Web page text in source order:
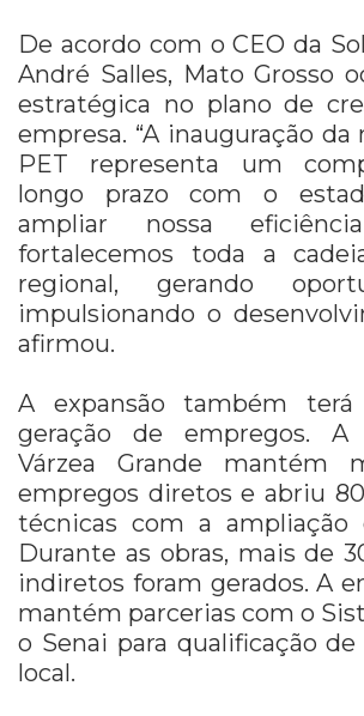
De acordo com o CEO da
André Salles, Mato Grosso
estratégica no plano de
empresa. “A inauguração da
PET representa um
longo prazo com o
ampliar nossa
fortalecemos toda a
regional, gerando
impulsionando o
afirmou.
A expansão também
geração de empregos.
Várzea Grande mantém
empregos diretos e abriu
técnicas com a ampliação
Durante as obras, mais de
indiretos foram gerados. A
mantém parcerias com o
o Senai para qualificação
local.